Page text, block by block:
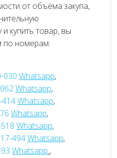
от объёма закупа,
и купить товар, вы
по номерам:
030 Whatsapp,
Whatsapp,
414Whatsapp,
Whatsapp,
Whatsapp,
494Whatsapp,
Whatsapp ,